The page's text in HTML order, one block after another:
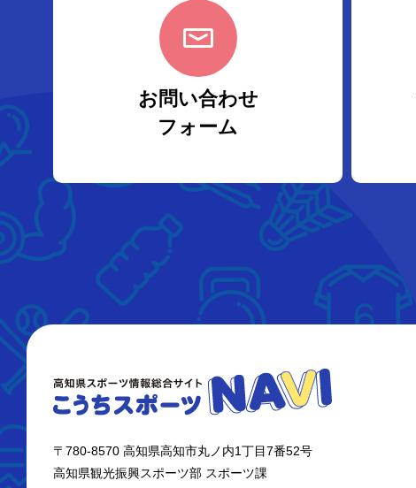
お問い合わせ
フォーム
〒780-8570 高知県高知市丸ノ内1丁目7番52号
高知県観光振興スポーツ部 スポーツ課